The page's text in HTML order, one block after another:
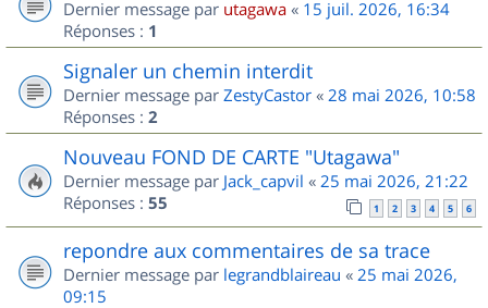
Dernier message par utagawa « 15 juil. 2026, 16:34
Réponses : 1
Signaler un chemin interdit
Dernier message par ZestyCastor « 28 mai 2026, 10:58
Réponses : 2
Nouveau FOND DE CARTE "Utagawa"
Dernier message par Jack_capvil « 25 mai 2026, 21:22
Réponses : 55 1 2 3 4 5 6
repondre aux commentaires de sa trace
Dernier message par legrandblaireau « 25 mai 2026,
09:15